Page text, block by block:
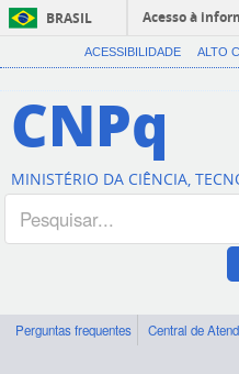
BRASIL
Acesso à
ACESSIBILIDADE ALTO
CNPq
MINISTÉRIO DA CIÊNCIA,
Perguntas frequentes Central de